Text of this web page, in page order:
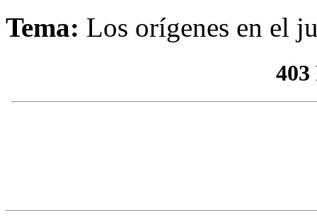
Tema: Los orígenes en el